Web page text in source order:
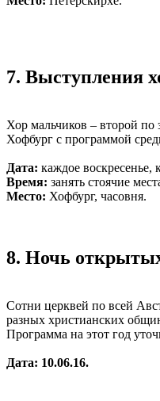
7. Выступления
Хор мальчиков – второй
Хофбург с программой
Дата: каждое воскресенье,
Время: занять стоячие
Место: Хофбург, часовня.
8. Ночь
Сотни церквей по всей
разных христианских
Программа на этот год
Дата: 10.06.16.